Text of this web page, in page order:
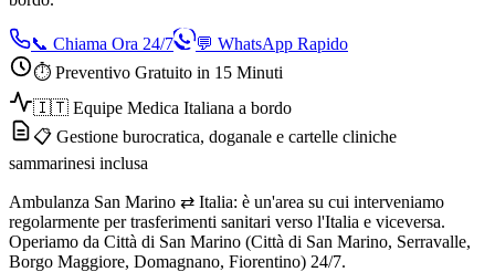
📞 Chiama Ora 24/7
💬 WhatsApp Rapido
⏱️ Preventivo Gratuito in 15 Minuti
🇮🇹 Equipe Medica Italiana a bordo
📋 Gestione burocratica, doganale e cartelle cliniche
sammarinesi inclusa
Ambulanza San Marino ⇄ Italia: è un'area su cui interveniamo
regolarmente per trasferimenti sanitari verso l'Italia e viceversa.
Operiamo da Città di San Marino (Città di San Marino, Serravalle,
Borgo Maggiore, Domagnano, Fiorentino) 24/7.